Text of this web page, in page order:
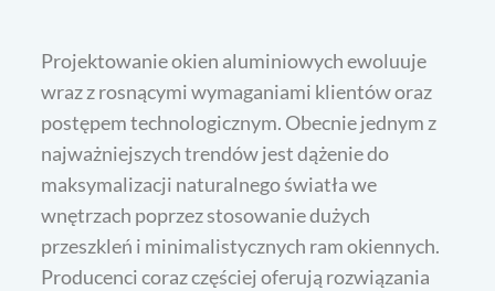
Projektowanie okien aluminiowych ewoluuje
wraz z rosnącymi wymaganiami klientów oraz
postępem technologicznym. Obecnie jednym z
najważniejszych trendów jest dążenie do
maksymalizacji naturalnego światła we
wnętrzach poprzez stosowanie dużych
przeszkleń i minimalistycznych ram okiennych.
Producenci coraz częściej oferują rozwiązania